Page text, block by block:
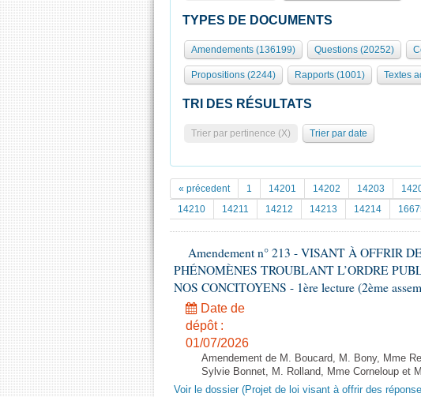
TYPES DE DOCUMENTS
Amendements (136199) Questions (20252)
Propositions (2244) Rapports (1001) Textes
TRI DES RÉSULTATS
Trier par pertinence (X) Trier par date
« précedent 1 14201 14202 14203
14210
14211 14212 14213 14214
Amendement n° 213 - VISANT À OFFRIR
PHÉNOMÈNES TROUBLANT L’ORDRE
NOS CONCITOYENS - 1ère lecture (2ème
Date de
dépôt :
01/07/2026
Amendement de M. Boucard, M. Bony, Mme
Sylvie Bonnet, M. Rolland, Mme Corneloup et
Voir le dossier (Projet de loi visant à offrir des